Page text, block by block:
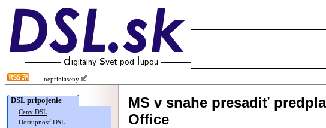
neprihlásený
DSL pripojenie
Ceny DSL
Dostupnosť DSL
MS v snahe presadiť
Office